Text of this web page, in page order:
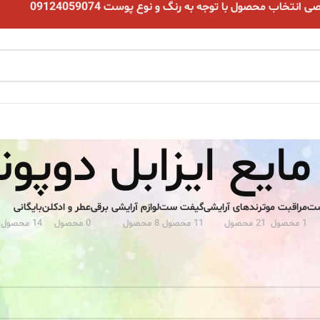
محصول با توجه به رنگ و نوع پوست 09124059074
ایزابل
مراقبت مو
1 محصول
ترندهای آرایشی
21 محصول
گیفت ست
11 محصول
لوازم آرایشی برقی
8 محصول
عطر و ادکلن
0 محصول
بایگانی
14 محصول